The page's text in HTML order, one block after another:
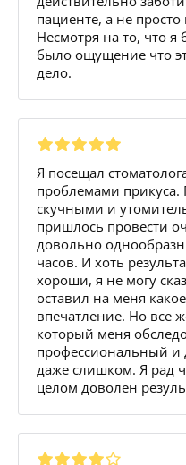
пациенте, а не
Несмотря на то, что
было ощущение что
дело.
Я посещал
проблемами
скучными и
пришлось провести
довольно
часов. И хоть
хороши, я не могу
оставил на меня
впечатление. Но все
который меня
профессиональный
даже слишком. Я рад
целом доволен